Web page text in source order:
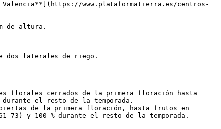
Valencia**](https://www.plataformatierra.es/centros-
de altura.
dos laterales de riego.
florales cerrados de la primera floración hasta
el resto de la temporada.
de la primera floración, hasta frutos en
73) y 100 % durante el resto de la temporada.